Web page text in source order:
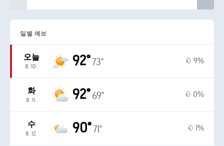
일별 예보
오늘
8. 10. 92°73° 9%
화
8. 11. 92° 69° 0%
수
8. 12. 90°71° 1%